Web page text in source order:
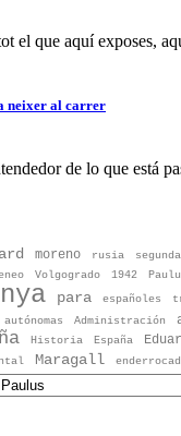
el que aquí exposes,
neixer al carrer
de lo que está
moreno rusia segunda
Volgogrado 1942
para españoles
autónomas Administración
Historia España
Maragall